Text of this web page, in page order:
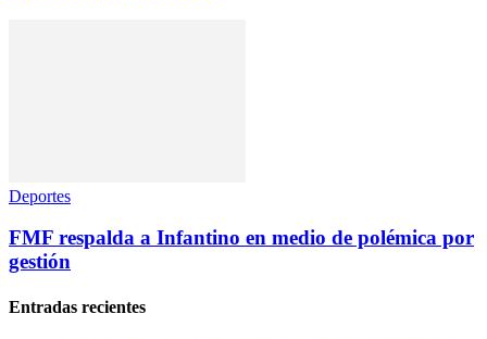
Deportes
FMF respalda a Infantino en medio de polémica por
gestión
Entradas recientes